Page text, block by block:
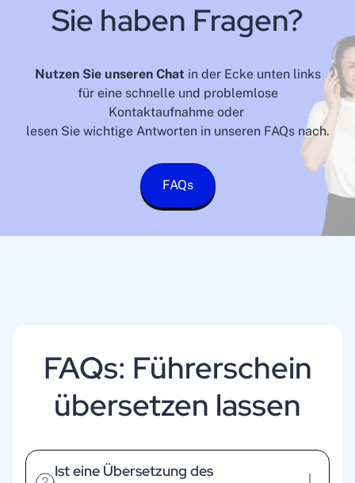
Sie haben Fragen?
Nutzen Sie unseren Chat in der Ecke unten links
für eine schnelle und problemlose
Kontaktaufnahme oder
lesen Sie wichtige Antworten in unseren FAQs nach.
FAQs
FAQs: Führerschein
übersetzen lassen
Ist eine Übersetzung des